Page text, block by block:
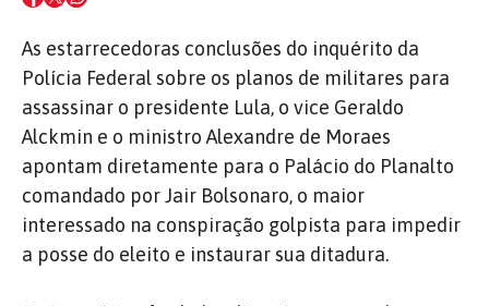
As estarrecedoras conclusões do inquérito da
Polícia Federal sobre os planos de militares para
assassinar o presidente Lula, o vice Geraldo
Alckmin e o ministro Alexandre de Moraes
apontam diretamente para o Palácio do Planalto
comandado por Jair Bolsonaro, o maior
interessado na conspiração golpista para impedir
a posse do eleito e instaurar sua ditadura.